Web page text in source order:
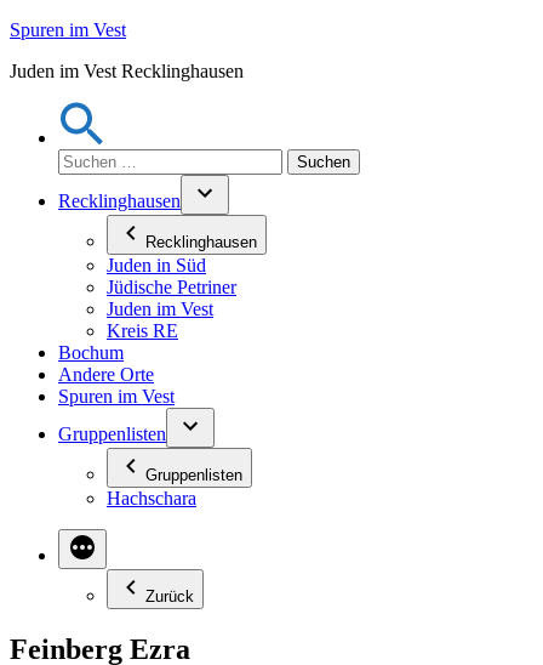
Zum
springen
Spuren im Vest
Juden im Vest Recklinghausen
Suchen
nach:
Recklinghausen
Recklinghausen
Juden in Süd
Jüdische Petriner
Juden im Vest
Kreis RE
Bochum
Andere Orte
Spuren im Vest
Gruppenlisten
Gruppenlisten
Hachschara
Zurück
Feinberg Ezra